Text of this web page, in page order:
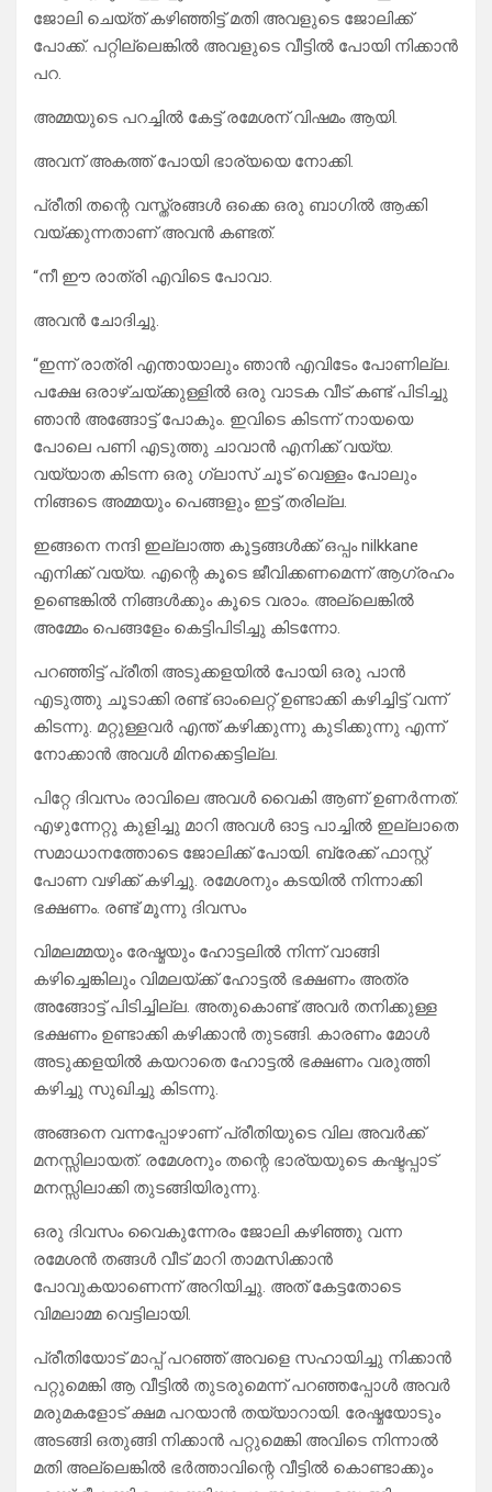
ജോലി ചെയ്ത് കഴിഞ്ഞിട്ട് മതി അവളുടെ ജോലിക്ക്
പോക്ക്. പറ്റില്ലെങ്കിൽ അവളുടെ വീട്ടിൽ പോയി നിക്കാൻ
പറ.
അമ്മയുടെ പറച്ചിൽ കേട്ട് രമേശന് വിഷമം ആയി.
അവന് അകത്ത് പോയി ഭാര്യയെ നോക്കി.
പ്രീതി തന്റെ വസ്ത്രങ്ങൾ ഒക്കെ ഒരു ബാഗിൽ ആക്കി
വയ്ക്കുന്നതാണ് അവൻ കണ്ടത്.
“നീ ഈ രാത്രി എവിടെ പോവാ.
അവൻ ചോദിച്ചു.
“ഇന്ന് രാത്രി എന്തായാലും ഞാൻ എവിടേം പോണില്ല.
പക്ഷേ ഒരാഴ്ചയ്ക്കുള്ളിൽ ഒരു വാടക വീട് കണ്ട് പിടിച്ചു
ഞാൻ അങ്ങോട്ട്‌ പോകും. ഇവിടെ കിടന്ന് നായയെ
പോലെ പണി എടുത്തു ചാവാൻ എനിക്ക് വയ്യ.
വയ്യാത കിടന്ന ഒരു ഗ്ലാസ്‌ ചൂട് വെള്ളം പോലും
നിങ്ങടെ അമ്മയും പെങ്ങളും ഇട്ട് തരില്ല.
ഇങ്ങനെ നന്ദി ഇല്ലാത്ത കൂട്ടങ്ങൾക്ക് ഒപ്പം nilkkane
എനിക്ക് വയ്യ. എന്റെ കൂടെ ജീവിക്കണമെന്ന് ആഗ്രഹം
ഉണ്ടെങ്കിൽ നിങ്ങൾക്കും കൂടെ വരാം. അല്ലെങ്കിൽ
അമ്മേം പെങ്ങളേം കെട്ടിപിടിച്ചു കിടന്നോ.
പറഞ്ഞിട്ട് പ്രീതി അടുക്കളയിൽ പോയി ഒരു പാൻ
എടുത്തു ചൂടാക്കി രണ്ട് ഓംലെറ്റ് ഉണ്ടാക്കി കഴിച്ചിട്ട് വന്ന്
കിടന്നു. മറ്റുള്ളവർ എന്ത് കഴിക്കുന്നു കുടിക്കുന്നു എന്ന്
നോക്കാൻ അവൾ മിനക്കെട്ടില്ല.
പിറ്റേ ദിവസം രാവിലെ അവൾ വൈകി ആണ് ഉണർന്നത്.
എഴുന്നേറ്റു കുളിച്ചു മാറി അവൾ ഓട്ട പാച്ചിൽ ഇല്ലാതെ
സമാധാനത്തോടെ ജോലിക്ക് പോയി. ബ്രേക്ക്‌ ഫാസ്റ്റ്
പോണ വഴിക്ക് കഴിച്ചു. രമേശനും കടയിൽ നിന്നാക്കി
ഭക്ഷണം. രണ്ട് മൂന്നു ദിവസം
വിമലമ്മയും രേഷ്മയും ഹോട്ടലിൽ നിന്ന് വാങ്ങി
കഴിച്ചെങ്കിലും വിമലയ്ക്ക് ഹോട്ടൽ ഭക്ഷണം അത്ര
അങ്ങോട്ട് പിടിച്ചില്ല. അതുകൊണ്ട് അവർ തനിക്കുള്ള
ഭക്ഷണം ഉണ്ടാക്കി കഴിക്കാൻ തുടങ്ങി. കാരണം മോൾ
അടുക്കളയിൽ കയറാതെ ഹോട്ടൽ ഭക്ഷണം വരുത്തി
കഴിച്ചു സുഖിച്ചു കിടന്നു.
അങ്ങനെ വന്നപ്പോഴാണ് പ്രീതിയുടെ വില അവർക്ക്
മനസ്സിലായത്. രമേശനും തന്റെ ഭാര്യയുടെ കഷ്ടപ്പാട്
മനസ്സിലാക്കി തുടങ്ങിയിരുന്നു.
ഒരു ദിവസം വൈകുന്നേരം ജോലി കഴിഞ്ഞു വന്ന
രമേശൻ തങ്ങൾ വീട് മാറി താമസിക്കാൻ
പോവുകയാണെന്ന് അറിയിച്ചു. അത് കേട്ടതോടെ
വിമലാമ്മ വെട്ടിലായി.
പ്രീതിയോട് മാപ്പ് പറഞ്ഞ് അവളെ സഹായിച്ചു നിക്കാൻ
പറ്റുമെങ്കി ആ വീട്ടിൽ തുടരുമെന്ന് പറഞ്ഞപ്പോൾ അവർ
മരുമകളോട് ക്ഷമ പറയാൻ തയ്യാറായി. രേഷ്മയോടും
അടങ്ങി ഒതുങ്ങി നിക്കാൻ പറ്റുമെങ്കി അവിടെ നിന്നാൽ
മതി അല്ലെങ്കിൽ ഭർത്താവിന്റെ വീട്ടിൽ കൊണ്ടാക്കും